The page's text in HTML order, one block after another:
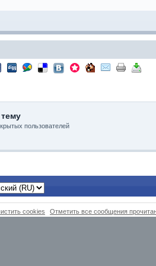
пользователей
cookies Отметить все сообщения